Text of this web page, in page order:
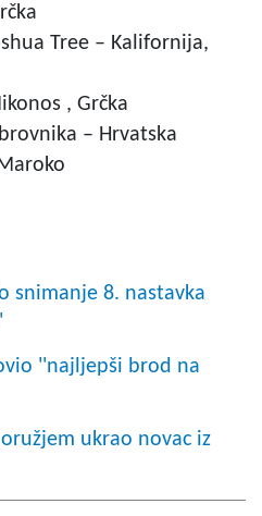
Tree – Kalifornija,
, Grčka
– Hrvatska
snimanje 8. nastavka
''najljepši brod na
ukrao novac iz